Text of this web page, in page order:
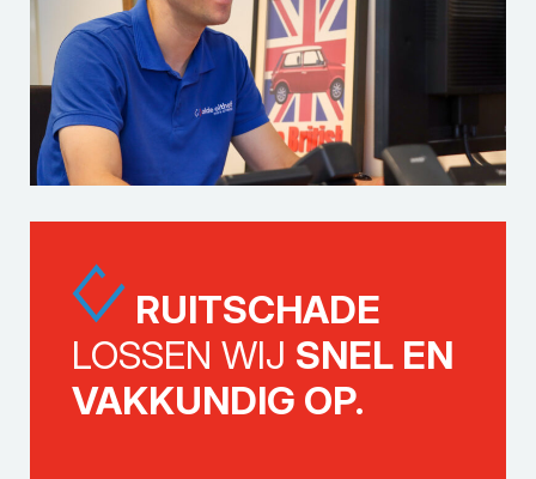
RUITSCHADE
LOSSEN WIJ SNEL EN
VAKKUNDIG OP.